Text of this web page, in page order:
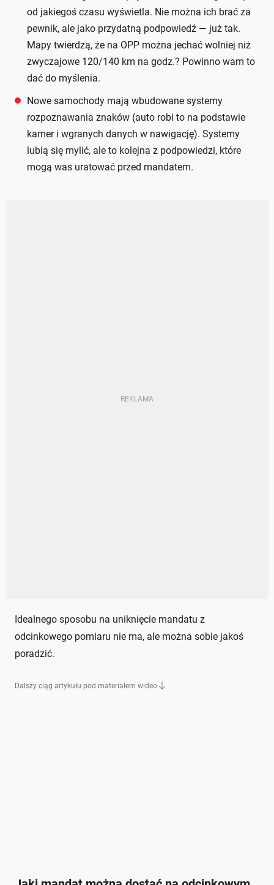
od jakiegoś czasu wyświetla. Nie można ich brać za
pewnik, ale jako przydatną podpowiedź — już tak.
Mapy twierdzą, że na OPP można jechać wolniej niż
zwyczajowe 120/140 km na godz.? Powinno wam to
dać do myślenia.
Nowe samochody mają wbudowane systemy
rozpoznawania znaków (auto robi to na podstawie
kamer i wgranych danych w nawigację). Systemy
lubią się mylić, ale to kolejna z podpowiedzi, które
mogą was uratować przed mandatem.
Idealnego sposobu na uniknięcie mandatu z
odcinkowego pomiaru nie ma, ale można sobie jakoś
poradzić.
Dalszy ciąg artykułu pod materiałem wideo